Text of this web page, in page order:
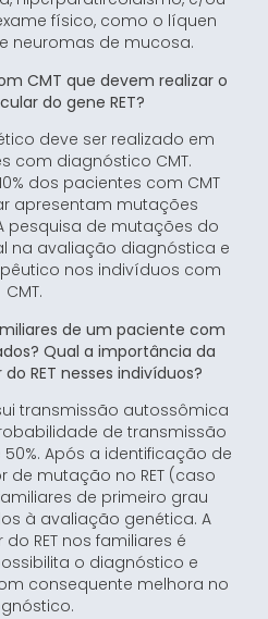
físico, como o líquen
neuromas de mucosa.
CMT que devem realizar o
do gene RET?
deve ser realizado em
com diagnóstico CMT.
dos pacientes com CMT
apresentam mutações
pesquisa de mutações do
na avaliação diagnóstica e
nos indivíduos com
CMT.
de um paciente com
Qual a importância da
RET nesses indivíduos?
transmissão autossômica
de transmissão
Após a identificação de
mutação no RET (caso
de primeiro grau
à avaliação genética. A
RET nos familiares é
o diagnóstico e
consequente melhora no